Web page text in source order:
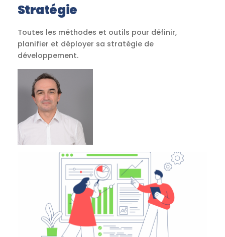
Stratégie
Toutes les méthodes et outils pour définir,
planifier et déployer sa stratégie de
développement.